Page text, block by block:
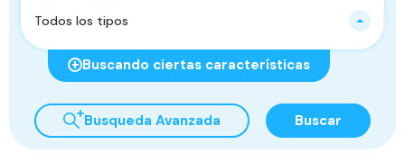
Todos los tipos
Buscando ciertas características
Busqueda Avanzada Buscar